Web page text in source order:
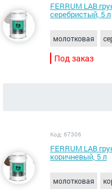
FERRUM LAB
серебристый, 5 л
молотковая
Под заказ
Код: 67306
FERRUM LAB
коричневый, 5 л
молотковая